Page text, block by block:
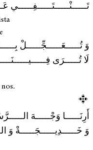
تَـــــنْـــــتَـــــفِـــــي
وَ تُـــــعَـــــجِّـــــلْ
لَا تُـــــرَى
أَرِنَـــــا وَجْـــــهَ
وَ خَـــــدِيـــــجَـــــةْ وَ